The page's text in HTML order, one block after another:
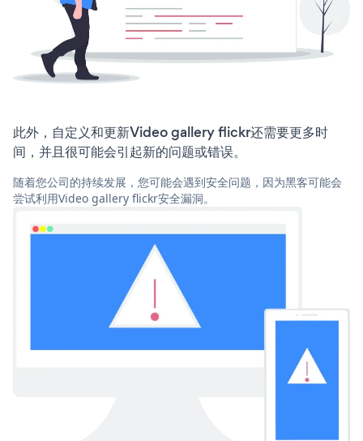
此外，自定义和更新Video gallery flickr还需要更多时
间，并且很可能会引起新的问题或错误。
随着您公司的持续发展，您可能会遇到安全问题，因为黑客可能会
尝试利用Video gallery flickr安全漏洞。